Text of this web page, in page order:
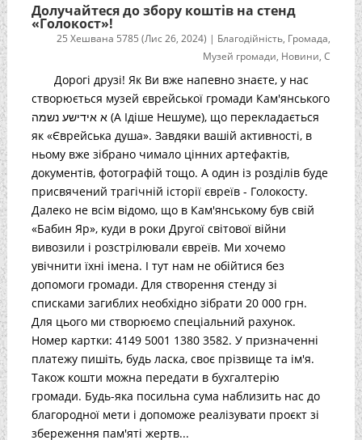
Долучайтеся до збору коштів на стенд
«Голокост»!
25 Хешвана 5785 (Лис 26, 2024) | Благодійність, Громада,
Музей громади, Новини,С
Дорогі друзі! Як Ви вже напевно знаєте, у нас
створюється музей єврейської громади Кам'янського
א אידישע נשמה (А Ідіше Нешуме), що перекладається
як «Єврейська душа». Завдяки вашій активності, в
ньому вже зібрано чимало цінних артефактів,
документів, фотографій тощо. А один із розділів буде
присвячений трагічній історії євреїв - Голокосту.
Далеко не всім відомо, що в Кам'янському був свій
«Бабин Яр», куди в роки Другої світової війни
вивозили і розстрілювали євреїв. Ми хочемо
увічнити їхні імена. І тут нам не обійтися без
допомоги громади. Для створення стенду зі
списками загиблих необхідно зібрати 20 000 грн.
Для цього ми створюємо спеціальний рахунок.
Номер картки: 4149 5001 1380 3582. У призначенні
платежу пишіть, будь ласка, своє прізвище та ім'я.
Також кошти можна передати в бухгалтерію
громади. Будь-яка посильна сума наблизить нас до
благородної мети і допоможе реалізувати проєкт зі
збереження пам'яті жертв...